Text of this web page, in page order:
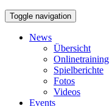
Toggle navigation
News
Übersicht
Onlinetraining
Spielberichte
Fotos
Videos
Events